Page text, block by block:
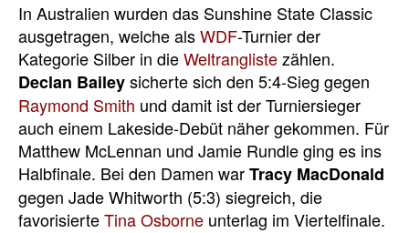
In Australien wurden das Sunshine State Classic
ausgetragen, welche alsWDF-Turnier der
Kategorie Silber in dieWeltranglistezählen.
Declan Baileysicherte sich den 5:4-Sieg gegen
Raymond Smith und damit ist der Turniersieger
auch einem Lakeside-Debüt näher gekommen. Für
Matthew McLennan und Jamie Rundle ging es ins
Halbfinale. Bei den Damen warTracy MacDonald
gegen Jade Whitworth (5:3) siegreich, die
favorisierteTina Osborne unterlag im Viertelfinale.